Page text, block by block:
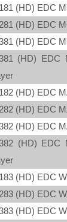
(HD) EDC
(HD) EDC
(HD) EDC
(HD) EDC
(HD) EDC
(HD) EDC
(HD) EDC
(HD) EDC
(HD) EDC
(HD) EDC
(HD) EDC